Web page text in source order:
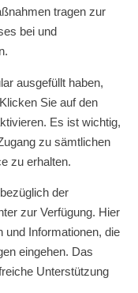
tragen zur
bei und
ausgefüllt haben,
Sie auf den
Es ist wichtig,
zu sämtlichen
zu erhalten.
der
zur Verfügung. Hier
und Informationen, die
eingehen. Das
Unterstützung